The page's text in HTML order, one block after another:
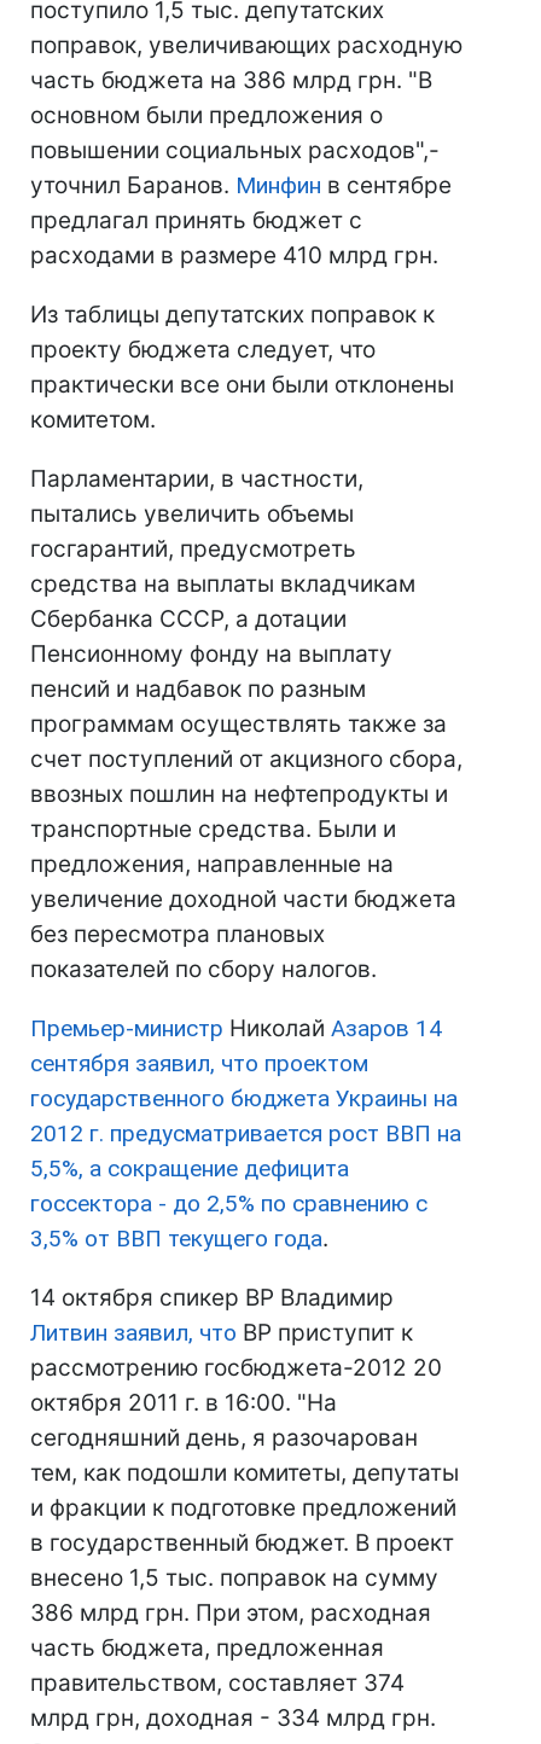
поступило 1,5 тыс. депутатских
поправок, увеличивающих расходную
часть бюджета на 386 млрд грн. "В
основном были предложения о
повышении социальных расходов",-
уточнил Баранов. Минфин в сентябре
предлагал принять бюджет с
расходами в размере 410 млрд грн.
Из таблицы депутатских поправок к
проекту бюджета следует, что
практически все они были отклонены
комитетом.
Парламентарии, в частности,
пытались увеличить объемы
госгарантий, предусмотреть
средства на выплаты вкладчикам
Сбербанка СССР, а дотации
Пенсионному фонду на выплату
пенсий и надбавок по разным
программам осуществлять также за
счет поступлений от акцизного сбора,
ввозных пошлин на нефтепродукты и
транспортные средства. Были и
предложения, направленные на
увеличение доходной части бюджета
без пересмотра плановых
показателей по сбору налогов.
Премьер-министр Николай Азаров 14
сентября заявил, что проектом
государственного бюджета Украины на
2012 г. предусматривается рост ВВП на
5,5%, а сокращение дефицита
госсектора - до 2,5% по сравнению с
3,5% от ВВП текущего года.
14 октября спикер ВР Владимир
Литвин заявил, что ВР приступит к
рассмотрению госбюджета-2012 20
октября 2011 г. в 16:00. "На
сегодняшний день, я разочарован
тем, как подошли комитеты, депутаты
и фракции к подготовке предложений
в государственный бюджет. В проект
внесено 1,5 тыс. поправок на сумму
386 млрд грн. При этом, расходная
часть бюджета, предложенная
правительством, составляет 374
млрд грн, доходная - 334 млрд грн.